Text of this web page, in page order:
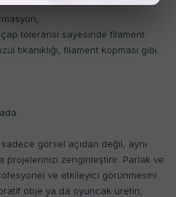
toleransı sayesinde filament
tıkanıklığı, filament kopması gibi
görsel açıdan değil, aynı
projelerinizi zenginleştirir. Parlak ve
ve etkileyici görünmesini
obje ya da oyuncak üretin;